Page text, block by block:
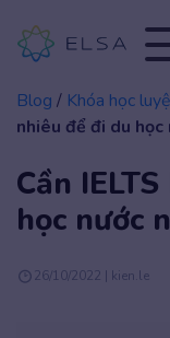
Blog / Khóa học
nhiêu để đi du học
Cần
học nước
26/10/2022 | kien.le